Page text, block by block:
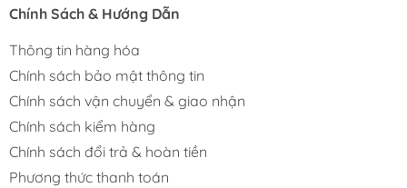
Chính Sách & Hướng Dẫn
Thông tin hàng hóa
Chính sách bảo mật thông tin
Chính sách vận chuyển & giao nhận
Chính sách kiểm hàng
Chính sách đổi trả & hoàn tiền
Phương thức thanh toán